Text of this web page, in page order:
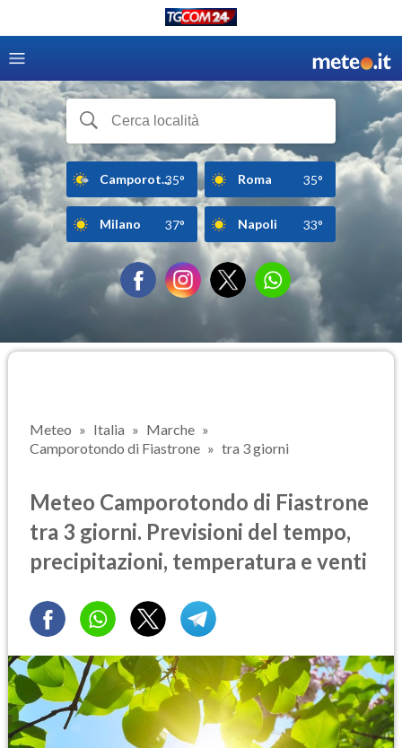
Camporot...35° Roma 35°
Milano 37° Napoli 33°
Meteo Italia
Marche
Camporotondo di Fiastrone
tra 3 giorni
Meteo Camporotondo di Fiastrone
tra 3 giorni. Previsioni del tempo,
precipitazioni, temperatura e venti